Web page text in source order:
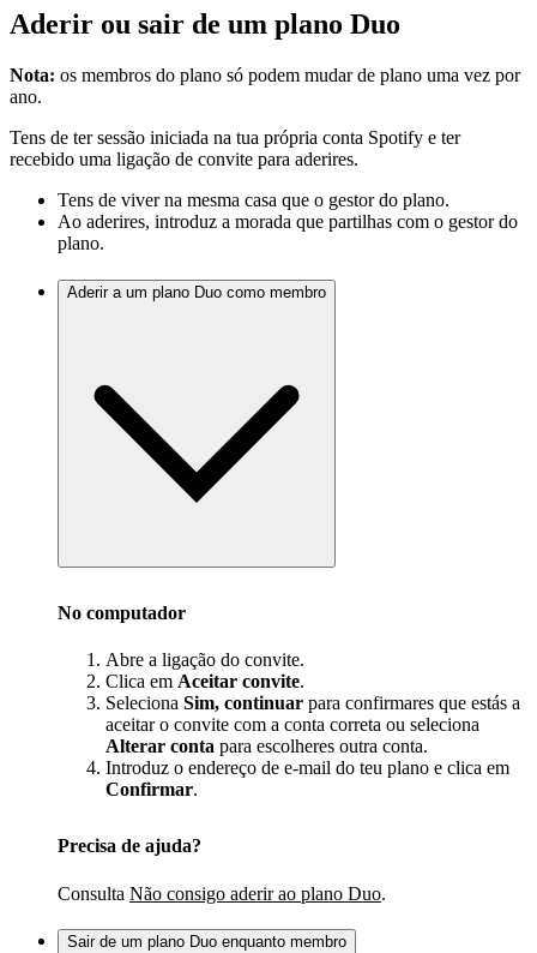
Aderir ou sair de um plano Duo
Nota: os membros do plano só podem mudar de plano uma vez por
ano.
Tens de ter sessão iniciada na tua própria conta Spotify e ter
recebido uma ligação de convite para aderires.
Tens de viver na mesma casa que o gestor do plano.
Ao aderires, introduz a morada que partilhas com o gestor do
plano.
Aderir a um plano Duo como membro
No computador
Abre a ligação do convite.
Clica em Aceitar convite.
Seleciona Sim, continuar para confirmares que estás a
aceitar o convite com a conta correta ou seleciona
Alterar conta para escolheres outra conta.
Introduz o endereço de e-mail do teu plano e clica em
Confirmar.
Precisa de ajuda?
Consulta Não consigo aderir ao plano Duo.
Sair de um plano Duo enquanto membro